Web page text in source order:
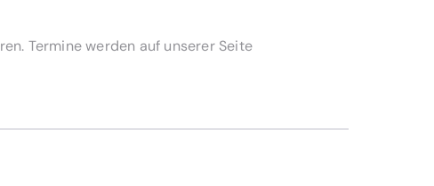
Termine werden auf unserer Seite